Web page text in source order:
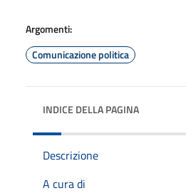
Argomenti:
Comunicazione politica
INDICE DELLA PAGINA
Descrizione
A cura di